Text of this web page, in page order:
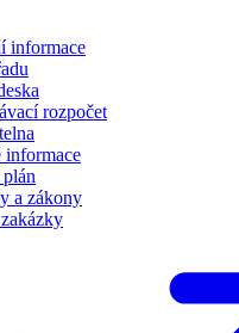
informace
rozpočet
informace
a zákony